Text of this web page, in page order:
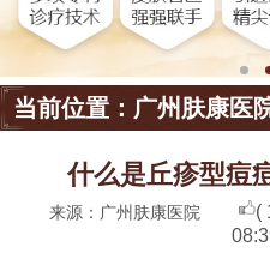
当前位置： 广州肤康医
什么是丘疹型痘
来源：广州肤康医院 (